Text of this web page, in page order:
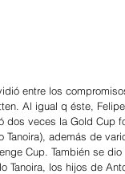
entre los
Al igual q éste,
veces la Gold Cup
además de
Cup. También se
Tanoira, los hijos de